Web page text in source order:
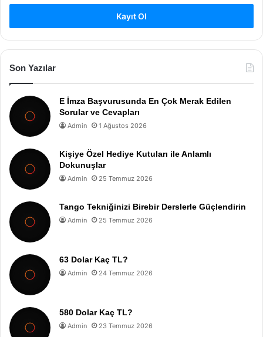
Kayıt Ol
Son Yazılar
E İmza Başvurusunda En Çok Merak Edilen
Sorular ve Cevapları
Admin 1 Ağustos 2026
Kişiye Özel Hediye Kutuları ile Anlamlı
Dokunuşlar
Admin 25 Temmuz 2026
Tango Tekniğinizi Birebir Derslerle Güçlendirin
Admin 25 Temmuz 2026
63 Dolar Kaç TL?
Admin 24 Temmuz 2026
580 Dolar Kaç TL?
Admin 23 Temmuz 2026